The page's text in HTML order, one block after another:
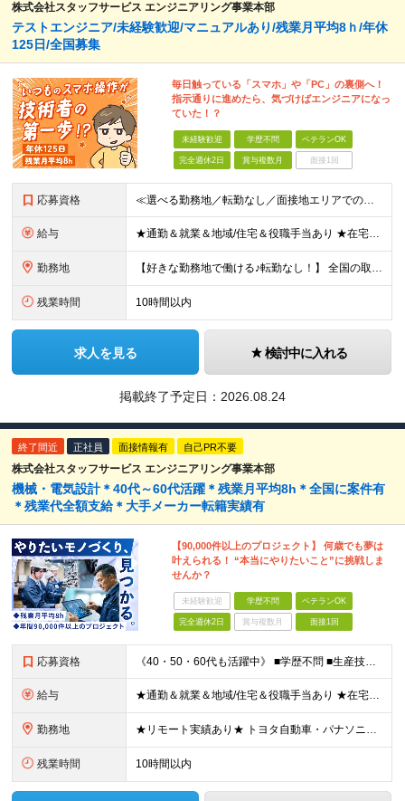
株式会社スタッフサービス エンジニアリング事業本部
テストエンジニア/未経験歓迎/マニュアルあり/残業月平均8ｈ/年休
125日/全国募集
毎日触っている「スマホ」や「PC」の裏側へ！
指示通りに進めたら、気づけばエンジニアになっ
ていた！？
未経験歓迎 学歴不問 ベテランOK
完全週休2日 賞与複数月 面接1回
応募資格 ≪選べる勤務地／転勤なし／面接地エリアでの就業率92％以上≫ ※学歴不問 ◆経験は一切問いません ◆転職回数・ブランク期間も不問 ◆面接というよりは“リラックス面談”です ≪こんな方をお待ちしてい
給与 ★通勤＆就業＆地域/住宅＆役職手当あり ★在宅勤務実績あり ★残業代は全額支給 ★選べる給与制度あり！ ■東京・神奈川・千葉・埼玉勤務の場合 月給24.5万円～55万円＋諸手当 （残業代は全額支給）
勤務地 【好きな勤務地で働ける♪転勤なし！】 全国の取引先での就業となります（沖縄を除く） ★面接地エリアでの就業率92％以上！ 『地元で働きたい』『通いやすいところで働きたい』といった希望に、業界トップ
残業時間 10時間以内
求人を見る 検討中に入れる
掲載終了予定日： 2026.08.24
終了間近 正社員 面接情報有 自己PR不要
株式会社スタッフサービス エンジニアリング事業本部
機械・電気設計＊40代～60代活躍＊残業月平均8h＊全国に案件有
＊残業代全額支給＊大手メーカー転籍実績有
【90,000件以上のプロジェクト】 何歳でも夢は
叶えられる！ “本当にやりたいこと”に挑戦しま
せんか？
未経験歓迎 学歴不問 ベテランOK
完全週休2日 賞与複数月 面接1回
応募資格 《40・50・60代も活躍中》 ■学歴不問 ■生産技術・生産管理・品質保証・評価・設計いずれかの実務経験をお持ちの方 ▽こんな方にオススメです！▽ 「経験を活かして幅広いプロジェクトに携わりたい」
給与 ★通勤＆就業＆地域/住宅＆役職手当あり ★在宅勤務実績あり ★残業代は全額支給 ★選べる給与制度あり！ ■東京・神奈川・千葉・埼玉勤務の場合 月給24.5万円～55万円＋諸手当 （残業代は全額支給）
勤務地 ★リモート実績あり★ トヨタ自動車・パナソニック・東芝など大手メーカーでのポストも多数！ 全国の取引先での就業となります（沖縄を除く） 『地元で働きたい』という希望に、業界トップクラス約7,00
残業時間 10時間以内